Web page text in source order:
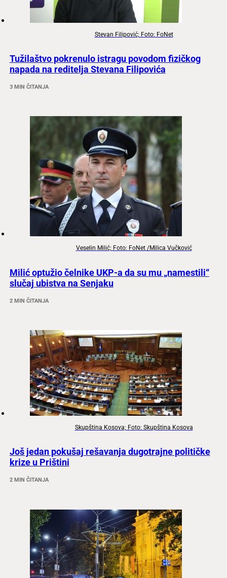
Stevan Filipović; Foto: FoNet
Tužilaštvo pokrenulo istragu povodom fizičkog
napada na reditelja Stevana Filipovića
3 MIN ČITANJA
Veselin Milić; Foto: FoNet /Milica Vučković
Milić optužio čelnike UKP-a da su mu „namestili“
slučaj ubistva na Senjaku
2 MIN ČITANJA
Skupština Kosova; Foto: Skupština Kosova
Još jedan pokušaj rešavanja dugotrajne političke
krize u Prištini
2 MIN ČITANJA